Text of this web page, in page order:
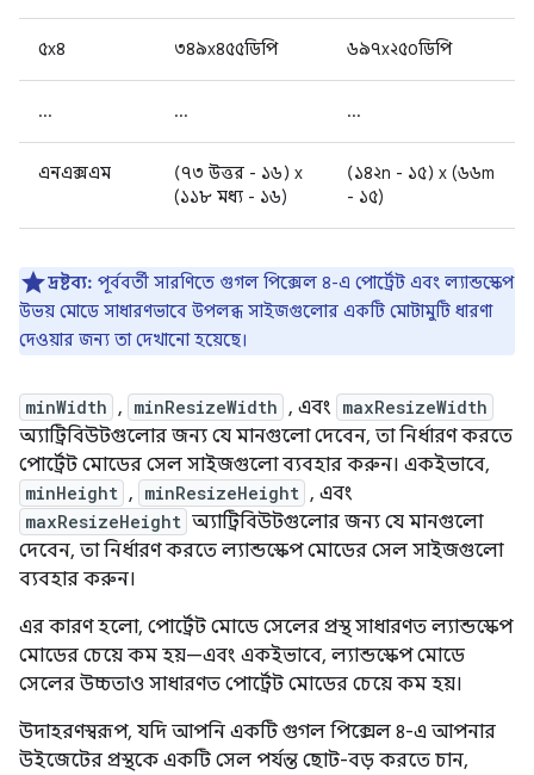
৫x৪ ৩৪৯x৪৫৫ডিপি ৬৯৭x২৫০ডিপি
... ... ...
এনএক্সএম
(৭৩ উত্তর - ১৬) x
(১১৮ মধ্য - ১৬)
(১৪২n - ১৫) x (৬৬m
- ১৫)
দ্রষ্টব্য: পূর্ববর্তী সারণিতে গুগল পিক্সেল ৪-এ পোর্ট্রেট এবং ল্যান্ডস্কেপ
উভয় মোডে সাধারণভাবে উপলব্ধ সাইজগুলোর একটি মোটামুটি ধারণা
দেওয়ার জন্য তা দেখানো হয়েছে।
minWidth , minResizeWidth , এবং maxResizeWidth
অ্যাট্রিবিউটগুলোর জন্য যে মানগুলো দেবেন, তা নির্ধারণ করতে
পোর্ট্রেট মোডের সেল সাইজগুলো ব্যবহার করুন। একইভাবে,
minHeight , minResizeHeight , এবং
maxResizeHeight অ্যাট্রিবিউটগুলোর জন্য যে মানগুলো
দেবেন, তা নির্ধারণ করতে ল্যান্ডস্কেপ মোডের সেল সাইজগুলো
ব্যবহার করুন।
এর কারণ হলো, পোর্ট্রেট মোডে সেলের প্রস্থ সাধারণত ল্যান্ডস্কেপ
মোডের চেয়ে কম হয়—এবং একইভাবে, ল্যান্ডস্কেপ মোডে
সেলের উচ্চতাও সাধারণত পোর্ট্রেট মোডের চেয়ে কম হয়।
উদাহরণস্বরূপ, যদি আপনি একটি গুগল পিক্সেল ৪-এ আপনার
উইজেটের প্রস্থকে একটি সেল পর্যন্ত ছোট-বড় করতে চান,